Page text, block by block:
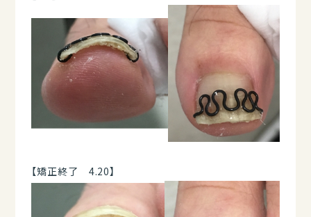
【矯正終了 4.20】